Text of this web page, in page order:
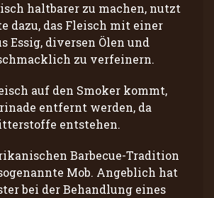
haltbarer zu machen, nutzt
dazu, das Fleisch mit einer
Essig, diversen Ölen und
zu verfeinern.
auf den Smoker kommt,
entfernt werden, da
entstehen.
Barbecue-Tradition
Mob. Angeblich hat
bei der Behandlung eines